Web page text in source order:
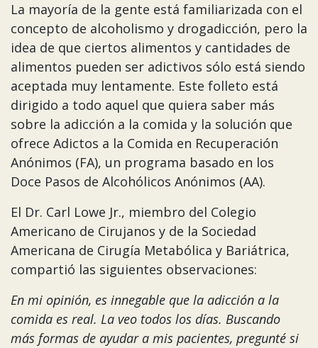
La mayoría de la gente está familiarizada con el
concepto de alcoholismo y drogadicción, pero la
idea de que ciertos alimentos y cantidades de
alimentos pueden ser adictivos sólo está siendo
aceptada muy lentamente. Este folleto está
dirigido a todo aquel que quiera saber más
sobre la adicción a la comida y la solución que
ofrece Adictos a la Comida en Recuperación
Anónimos (FA), un programa basado en los
Doce Pasos de Alcohólicos Anónimos (AA).
El Dr. Carl Lowe Jr., miembro del Colegio
Americano de Cirujanos y de la Sociedad
Americana de Cirugía Metabólica y Bariátrica,
compartió las siguientes observaciones:
En mi opinión, es innegable que la adicción a la
comida es real. La veo todos los días. Buscando
más formas de ayudar a mis pacientes, pregunté si